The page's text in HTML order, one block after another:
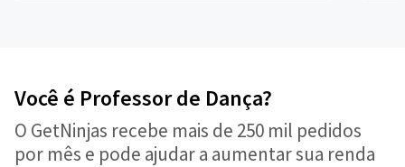
Você é Professor de Dança?
O GetNinjas recebe mais de 250 mil pedidos
por mês e pode ajudar a aumentar sua renda